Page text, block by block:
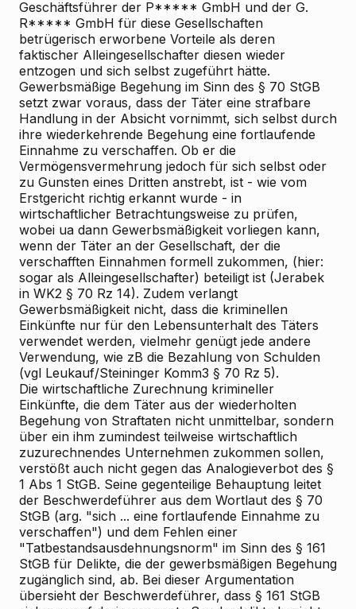
Geschäftsführer der P***** GmbH und der G.
R***** GmbH für diese Gesellschaften
betrügerisch erworbene Vorteile als deren
faktischer Alleingesellschafter diesen wieder
entzogen und sich selbst zugeführt hätte.
Gewerbsmäßige Begehung im Sinn des § 70 StGB
setzt zwar voraus, dass der Täter eine strafbare
Handlung in der Absicht vornimmt, sich selbst durch
ihre wiederkehrende Begehung eine fortlaufende
Einnahme zu verschaffen. Ob er die
Vermögensvermehrung jedoch für sich selbst oder
zu Gunsten eines Dritten anstrebt, ist - wie vom
Erstgericht richtig erkannt wurde - in
wirtschaftlicher Betrachtungsweise zu prüfen,
wobei ua dann Gewerbsmäßigkeit vorliegen kann,
wenn der Täter an der Gesellschaft, der die
verschafften Einnahmen formell zukommen, (hier:
sogar als Alleingesellschafter) beteiligt ist (Jerabek
in WK2 § 70 Rz 14). Zudem verlangt
Gewerbsmäßigkeit nicht, dass die kriminellen
Einkünfte nur für den Lebensunterhalt des Täters
verwendet werden, vielmehr genügt jede andere
Verwendung, wie zB die Bezahlung von Schulden
(vgl Leukauf/Steininger Komm3 § 70 Rz 5).
Die wirtschaftliche Zurechnung krimineller
Einkünfte, die dem Täter aus der wiederholten
Begehung von Straftaten nicht unmittelbar, sondern
über ein ihm zumindest teilweise wirtschaftlich
zuzurechnendes Unternehmen zukommen sollen,
verstößt auch nicht gegen das Analogieverbot des §
1 Abs 1 StGB. Seine gegenteilige Behauptung leitet
der Beschwerdeführer aus dem Wortlaut des § 70
StGB (arg. "sich ... eine fortlaufende Einnahme zu
verschaffen") und dem Fehlen einer
"Tatbestandsausdehnungsnorm" im Sinn des § 161
StGB für Delikte, die der gewerbsmäßigen Begehung
zugänglich sind, ab. Bei dieser Argumentation
übersieht der Beschwerdeführer, dass § 161 StGB